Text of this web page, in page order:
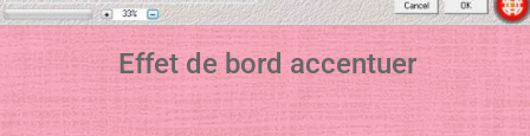
Effet de bord accentuer